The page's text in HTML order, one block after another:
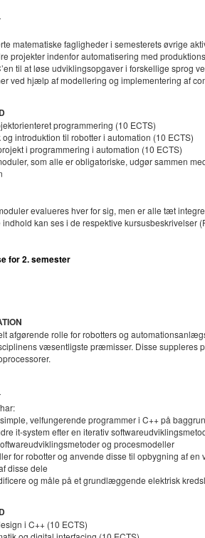
matematiske fagligheder i semesterets øvrige
projekter indenfor automatisering med
til at løse udviklingsopgaver i forskellige sprog
ved hjælp af modellering og implementering af
programmering (10 ECTS)
introduktion til robotter i automation (10 ECTS)
i programmering i automation (10 ECTS)
som alle er obligatoriske, udgør sammen
evalueres hver for sig, men er alle tæt
kan ses i de respektive kursusbeskrivelser
for 2. semester
afgørende rolle for robotters og
væsentligste præmisser. Disse
velfungerende programmer i C++ på
it-system efter en iterativ
og procesmodeller
for robotter og anvende disse til opbygning af
disse dele
og måle på et grundlæggende elektrisk
i C++ (10 ECTS)